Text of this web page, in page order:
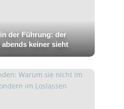
der Führung: der
keiner sieht